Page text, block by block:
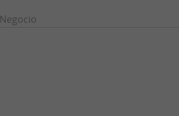
Negocio